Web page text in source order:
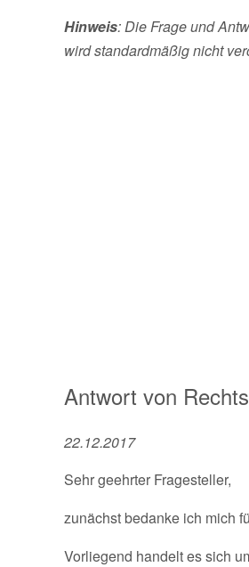
Hinweis: Die Frage und
wird standardmäßig nicht
Antwort von
22.12.2017
Sehr geehrter Fragesteller,
zunächst bedanke ich mich
Vorliegend handelt es sich